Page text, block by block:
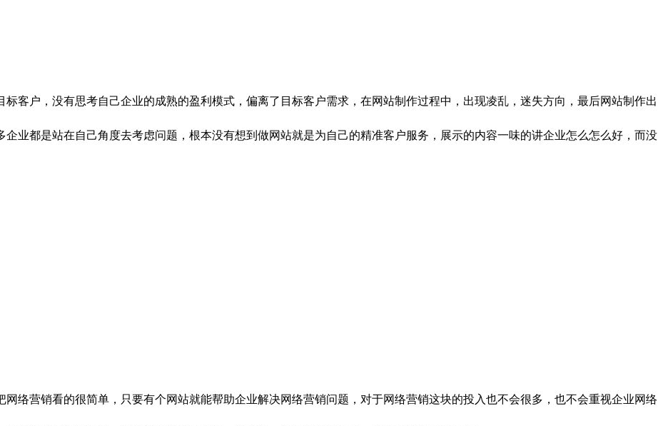
户，没有思考自己企业的成熟的盈利模式，偏离了目标客户需求，在网站制作过程中，出现凌乱，迷失方向，最后网站制作出
业都是站在自己角度去考虑问题，根本没有想到做网站就是为自己的精准客户服务，展示的内容一味的讲企业怎么怎么好，而没
营销看的很简单，只要有个网站就能帮助企业解决网络营销问题，对于网络营销这块的投入也不会很多，也不会重视企业网络